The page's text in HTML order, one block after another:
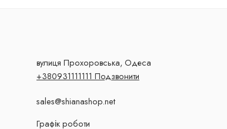
вулиця Прохоровська, Одеса
+380931111111 Подзвонити
sales@shianashop.net
Графік роботи